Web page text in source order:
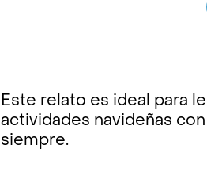
Este relato es ideal para
actividades navideñas
siempre.